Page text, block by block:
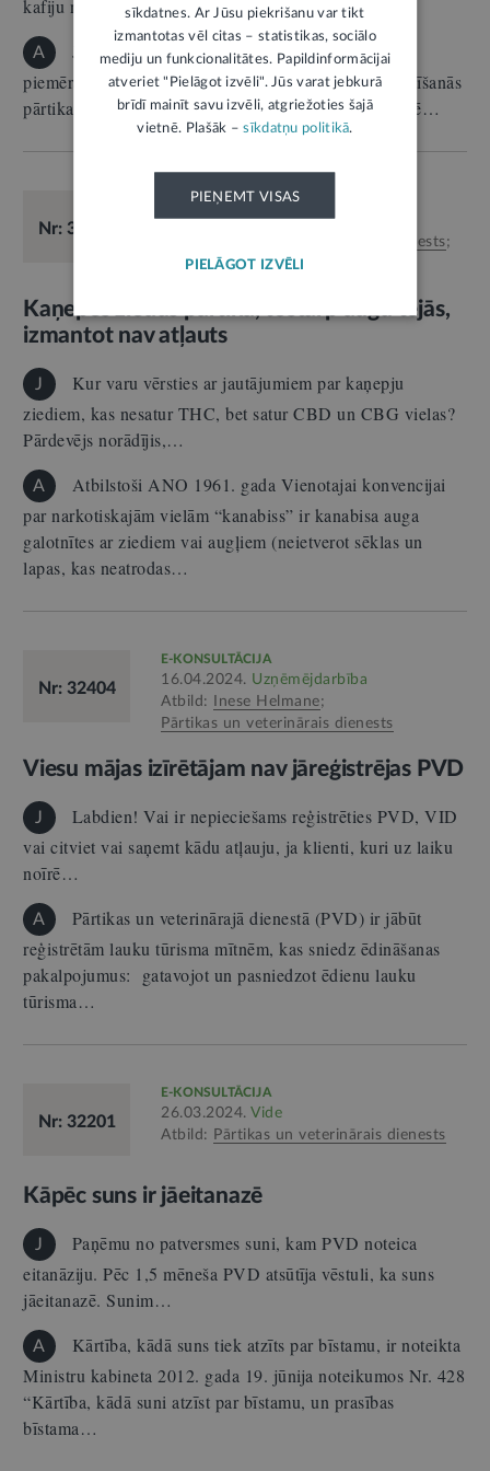
kafiju no…
A
Ja kafija tiek piedāvāta kā viesmīlības žests,
piemēram, pasniegta klientam frizētavā, tā nav iesaistīšanās
pārtikas apritē, līdz ar to minētā darbība nav jāreģistrē…
Nr: 33025
E-KONSULTĀCIJA
25.06.2024.Veselība
Pārtikas un veterinārais dienests;
Zāļu valsts aģentūra
Kaņepes ziedus pārtikā, tostarp augu tējās,
izmantot nav atļauts
J
Kur varu vērsties ar jautājumiem par kaņepju
ziediem, kas nesatur THC, bet satur CBD un CBG vielas?
Pārdevējs norādījis,…
A
Atbilstoši ANO 1961. gada Vienotajai konvencijai
par narkotiskajām vielām “kanabiss” ir kanabisa auga
galotnītes ar ziediem vai augļiem (neietverot sēklas un
lapas, kas neatrodas…
Nr: 32404
E-KONSULTĀCIJA
16.04.2024. Uzņēmējdarbība
Atbild:
Inese Helmane;
Pārtikas un veterinārais dienests
Viesu mājas izīrētājam nav jāreģistrējas PVD
J
Labdien! Vai ir nepieciešams reģistrēties PVD, VID
vai citviet vai saņemt kādu atļauju, ja klienti, kuri uz laiku
noīrē…
A
Pārtikas un veterinārajā dienestā (PVD) ir jābūt
reģistrētām lauku tūrisma mītnēm, kas sniedz ēdināšanas
pakalpojumus: gatavojot un pasniedzot ēdienu lauku
tūrisma…
Nr: 32201
E-KONSULTĀCIJA
26.03.2024. Vide
Atbild:
Pārtikas un veterinārais dienests
Kāpēc suns ir jāeitanazē
J
Paņēmu no patversmes suni, kam PVD noteica
eitanāziju. Pēc 1,5 mēneša PVD atsūtīja vēstuli, ka suns
jāeitanazē. Sunim…
A
Kārtība, kādā suns tiek atzīts par bīstamu, ir noteikta
Ministru kabineta 2012. gada 19. jūnija noteikumos Nr. 428
“Kārtība, kādā suni atzīst par bīstamu, un prasības
bīstama…
sīkdatnes. Ar Jūsu piekrišanu var tikt
izmantotas vēl citas – statistikas, sociālo
mediju un funkcionalitātes. Papildinformācijai
atveriet "Pielāgot izvēli". Jūs varat jebkurā
brīdī mainīt savu izvēli, atgriežoties šajā
vietnē. Plašāk –sīkdatņu politikā.
PIEŅEMT VISAS
PIELĀGOT IZVĒLI